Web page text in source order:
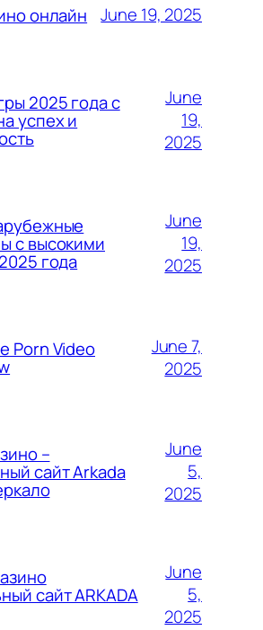
онлайн June 19, 2025
2025 года с
успех и
June
19,
2025
с высокими
года
June
19,
2025
Porn Video
June 7,
2025
–
сайт Arkada
June
5,
2025
сайт ARKADA
June
5,
2025